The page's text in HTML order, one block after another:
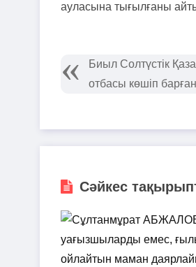
ауласына тығылғаны
Биыл Солтүстік
отбасы көшіп барған
Сәйкес